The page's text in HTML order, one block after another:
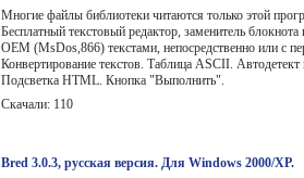
Многие файлы библиотеки читаются только этой
Бесплатный текстовый редактор, заменитель
OEM (MsDos,866) текстами, непосредственно или с
Конвертирование текстов. Таблица ASCII.
Подсветка HTML. Кнопка "Выполнить".
Скачали: 110
Bred 3.0.3, русская версия. Для Windows 2000/XP.